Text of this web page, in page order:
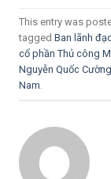
This entry was
tagged Ban lãnh
cổ phần Thủ công
Nguyễn Quốc Cường
Nam